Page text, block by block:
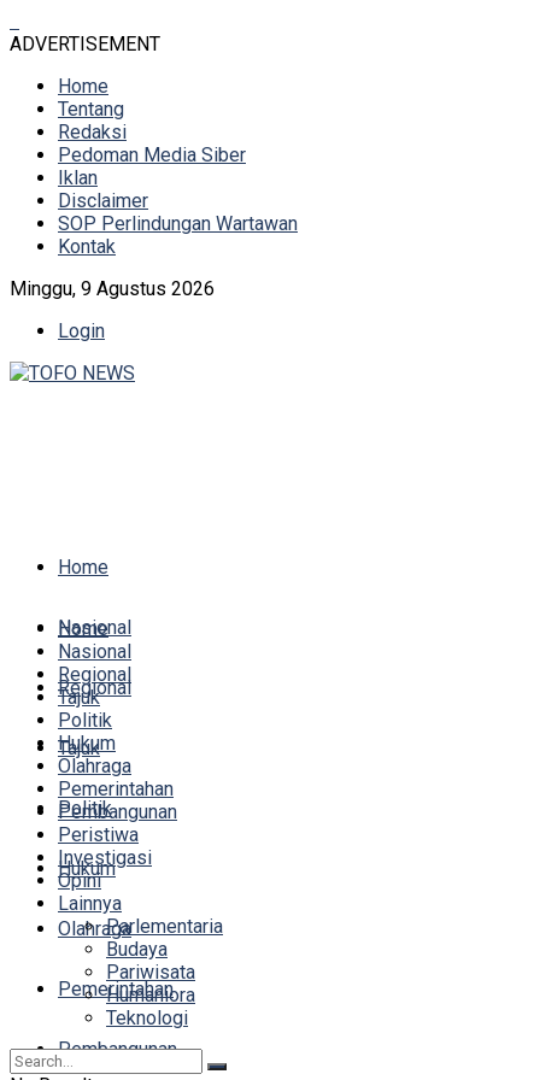
ADVERTISEMENT
Home
Tentang
Redaksi
Pedoman Media Siber
Iklan
Disclaimer
SOP Perlindungan Wartawan
Kontak
Minggu, 9 Agustus 2026
Login
Home
Nasional
Regional
Tajuk
Politik
Hukum
Olahraga
Pemerintahan
Pembangunan
Home
Nasional
Regional
Tajuk
Politik
Hukum
Olahraga
Pemerintahan
Pembangunan
Peristiwa
Investigasi
Opini
Lainnya
Parlementaria
Budaya
Pariwisata
Humaniora
Teknologi